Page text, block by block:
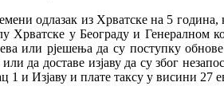
одлазак из Хрватске на 5
Хрватске у Београду и Генералном
или рјешења да су поступку
да доставе изјаву да су због
1 и Изјаву и плате таксу у висини 27